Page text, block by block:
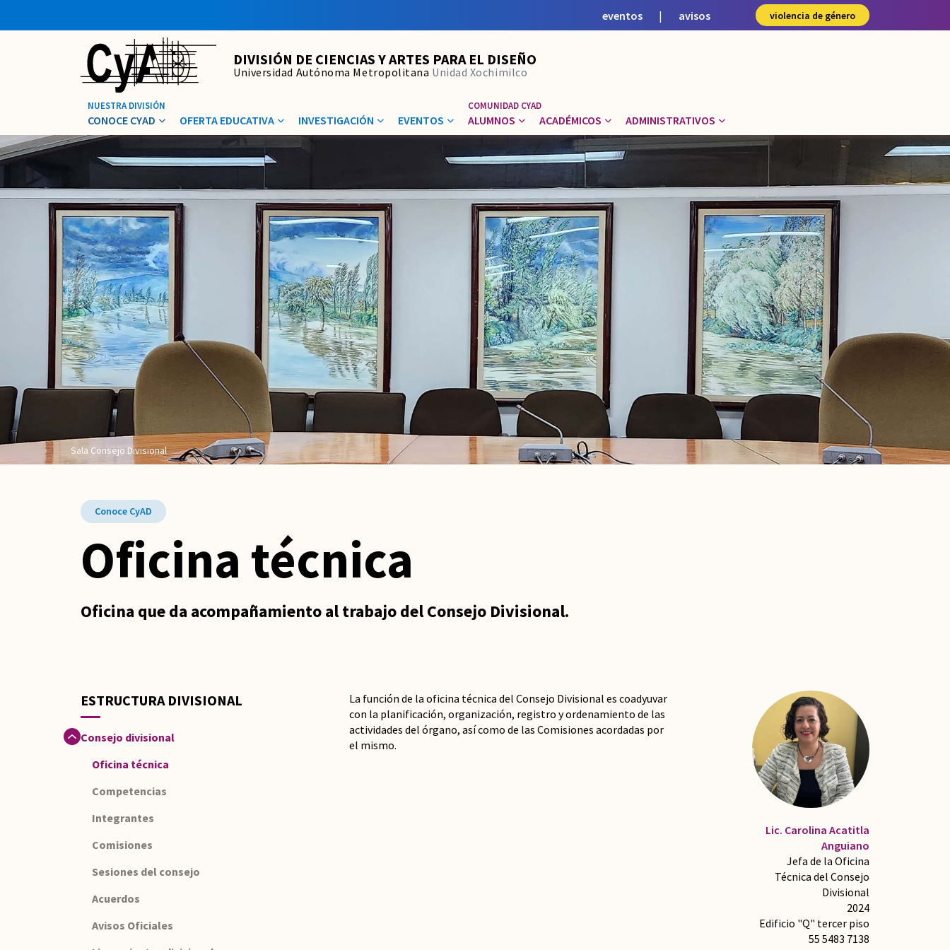
eventos | avisos violencia de género
DIVISIÓN DE CIENCIAS Y ARTES PARA EL DISEÑO
Universidad Autónoma Metropolitana Unidad Xochimilco
CONOCE CYAD OFERTA EDUCATIVA INVESTIGACIÓN EVENTOS ALUMNOS ACADÉMICOS ADMINISTRATIVOS
Sala Consejo Divisional
Conoce CyAD
Oficina técnica
Oficina que da acompañamiento al trabajo del Consejo Divisional.
ESTRUCTURA DIVISIONAL
Consejo divisional
Oficina técnica
Competencias
Integrantes
Comisiones
Sesiones del consejo
Acuerdos
Avisos Oficiales
La función de la oficina técnica del Consejo Divisional es coadyuvar
con la planificación, organización, registro y ordenamiento de las
actividades del órgano, así como de las Comisiones acordadas por
el mismo.
Lic. Carolina Acatitla
Anguiano
Jefa de la Oficina
Técnica del Consejo
Divisional
2024
Edificio "Q" tercer piso
55 5483 7138